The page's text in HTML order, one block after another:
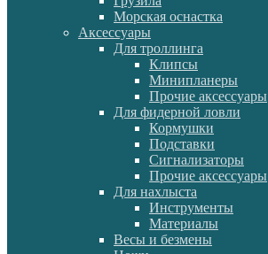
Морская оснастка
Аксессуары
Для троллинга
Клипсы
Минипланеры
Прочие аксессуары
Для фидерной ловли
Кормушки
Подставки
Сигнализаторы
Прочие аксессуары
Для нахлыста
Инструменты
Материалы
Весы и безмены